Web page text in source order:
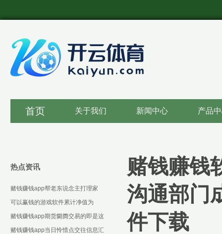
首页 关于我们 新闻中心 产品
赌钱赚钱
沟通部门
件下载
热点资讯
赌钱赚钱app帮老东说念主打理家
务-可以赢钱的游戏软件下载
可以赢钱的游戏软件累计净值为
1.3287元-可以赢钱的游戏软件下载
赌钱赚钱app期货阛阓交易的即是这
些设施化合约-可以赢钱的游戏软件
赌钱赚钱app当日怜惜点交往信息汇